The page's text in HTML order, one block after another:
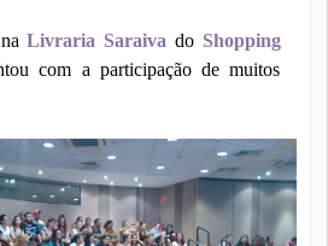
naLivraria Saraiva do Shopping
com a participação de muitos